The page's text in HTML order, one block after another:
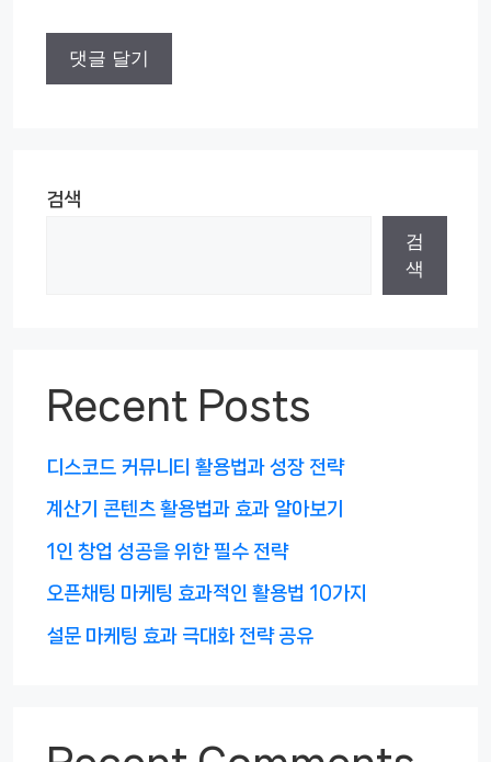
검색
검
색
Recent Posts
디스코드 커뮤니티 활용법과 성장 전략
계산기 콘텐츠 활용법과 효과 알아보기
1인 창업 성공을 위한 필수 전략
오픈채팅 마케팅 효과적인 활용법 10가지
설문 마케팅 효과 극대화 전략 공유